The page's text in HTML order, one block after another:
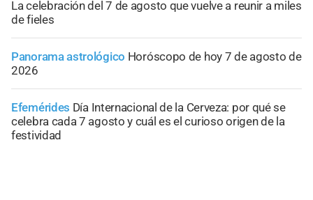
La celebración del 7 de agosto que vuelve a reunir a miles
de fieles
Panorama astrológico Horóscopo de hoy 7 de agosto de
2026
Efemérides Día Internacional de la Cerveza: por qué se
celebra cada 7 agosto y cuál es el curioso origen de la
festividad